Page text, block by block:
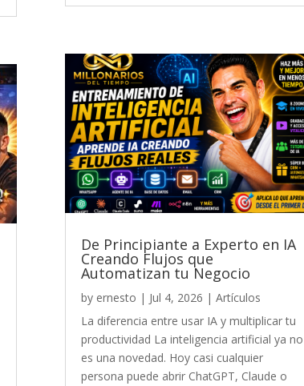
De Principiante a Experto en IA
Creando Flujos que
Automatizan tu Negocio
by ernesto | Jul 4, 2026 | Artículos
La diferencia entre usar IA y multiplicar tu
productividad La inteligencia artificial ya no
es una novedad. Hoy casi cualquier
persona puede abrir ChatGPT, Claude o